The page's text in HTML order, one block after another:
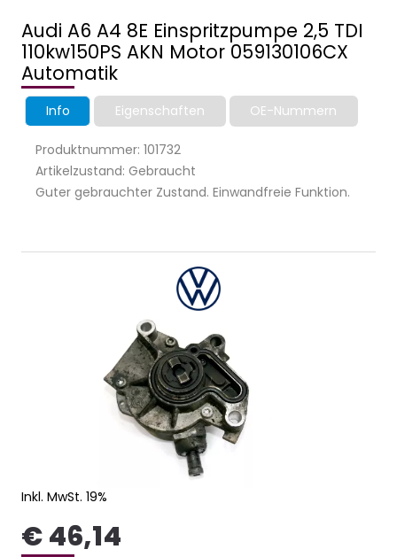
Audi A6 A4 8E Einspritzpumpe 2,5 TDI
110kw150PS AKN Motor 059130106CX
Automatik
Info Eigenschaften OE-Nummern
Produktnummer: 101732
Artikelzustand: Gebraucht
Guter gebrauchter Zustand. Einwandfreie Funktion.
Inkl. MwSt. 19%
€ 46,14